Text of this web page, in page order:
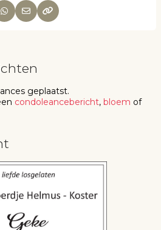
geplaatst.
condoleancebericht, bloem of